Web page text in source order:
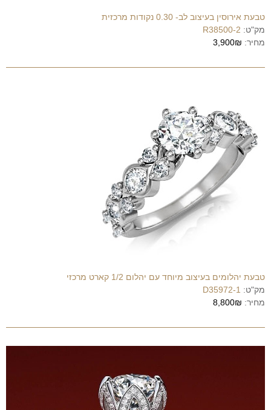
טבעת אירוסין בעיצוב לב- 0.30 נקודות מרכזית
מק"ט: R38500-2
מחיר: 3,900₪
טבעת יהלומים בעיצוב מיוחד עם יהלום 1/2 קארט מרכזי
מק"ט: D35972-1
מחיר: 8,800₪